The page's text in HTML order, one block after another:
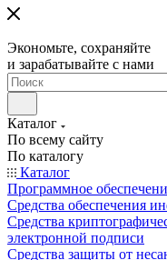
Экономьте, сохраняйте
и зарабатывайте с нами
Каталог
По всему сайту
По каталогу
Каталог
Программное
Средства обеспечения
Средства
электронной подписи
Средства защиты от